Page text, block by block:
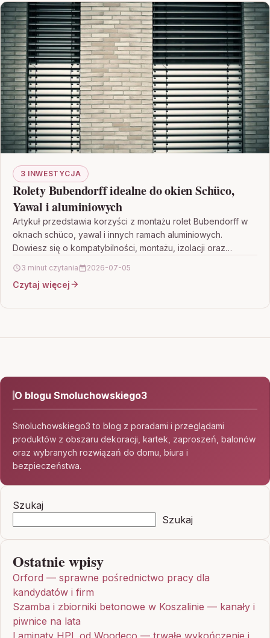
3 INWESTYCJA
Rolety Bubendorff idealne do okien Schüco,
Yawal i aluminiowych
Artykuł przedstawia korzyści z montażu rolet Bubendorff w
oknach schüco, yawal i innych ramach aluminiowych.
Dowiesz się o kompatybilności, montażu, izolacji oraz
3 minut czytania 2026-07-05
Czytaj więcej
O blogu Smoluchowskiego3
Smoluchowskiego3 to blog z poradami i przeglądami
produktów z obszaru dekoracji, kartek, zaproszeń, balonów
oraz wybranych rozwiązań do domu, biura i
bezpieczeństwa.
Szukaj
Szukaj
Ostatnie wpisy
Orford — sprawne pośrednictwo pracy dla
kandydatów i firm
Szamba i zbiorniki betonowe w Koszalinie — kanały i
piwnice na lata
Laminaty HPL od Woodeco — trwałe wykończenie i